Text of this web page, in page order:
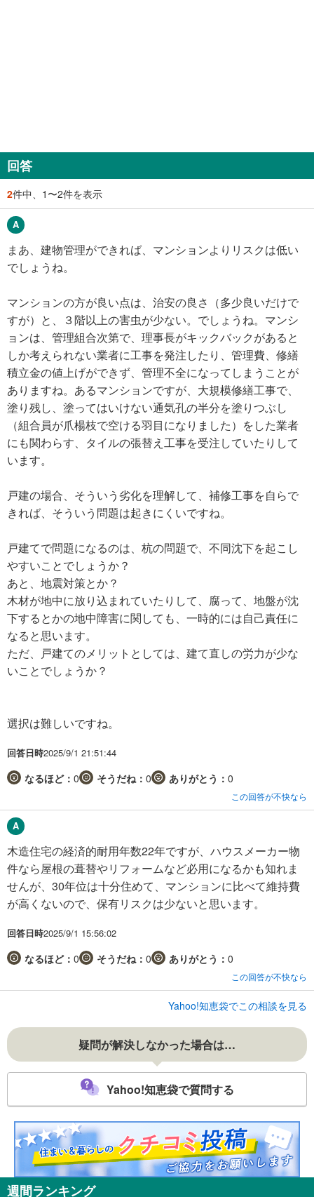
回答
2件中、1〜2件を表示
まあ、建物管理ができれば、マンションよりリスクは低い
でしょうね。
マンションの方が良い点は、治安の良さ（多少良いだけで
すが）と、３階以上の害虫が少ない。でしょうね。マンシ
ョンは、管理組合次第で、理事長がキックバックがあると
しか考えられない業者に工事を発注したり、管理費、修繕
積立金の値上げができず、管理不全になってしまうことが
ありますね。あるマンションですが、大規模修繕工事で、
塗り残し、塗ってはいけない通気孔の半分を塗りつぶし
（組合員が爪楊枝で空ける羽目になりました）をした業者
にも関わらす、タイルの張替え工事を受注していたりして
います。
戸建の場合、そういう劣化を理解して、補修工事を自らで
きれば、そういう問題は起きにくいですね。
戸建てで問題になるのは、杭の問題で、不同沈下を起こし
やすいことでしょうか？
あと、地震対策とか？
木材が地中に放り込まれていたりして、腐って、地盤が沈
下するとかの地中障害に関しても、一時的には自己責任に
なると思います。
ただ、戸建てのメリットとしては、建て直しの労力が少な
いことでしょうか？
選択は難しいですね。
回答日時2025/9/1 21:51:44
なるほど： 0 そうだね： 0 ありがとう： 0
この回答が不快なら
木造住宅の経済的耐用年数22年ですが、ハウスメーカー物
件なら屋根の葺替やリフォームなど必用になるかも知れま
せんが、30年位は十分住めて、マンションに比べて維持費
が高くないので、保有リスクは少ないと思います。
回答日時2025/9/1 15:56:02
なるほど： 0 そうだね： 0 ありがとう： 0
この回答が不快なら
Yahoo!知恵袋でこの相談を見る
疑問が解決しなかった場合は…
Yahoo!知恵袋で質問する
週間ランキング